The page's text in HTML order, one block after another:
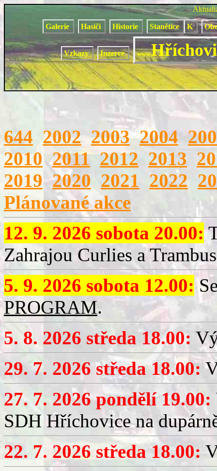
Galerie Hasiči Historie Stanětice K
Vzkazy Inzerce www.
644 2002 2003 2004
2010 2011 2012 2013
2019 2020 2021 2022
Plánované akce
12. 9. 2026 sobota 20.00:
Zahrajou Curlies a
5. 9. 2026 sobota 12.00:
PROGRAM.
5. 8. 2026 středa 18.00:
29. 7. 2026 středa 18.00:
27. 7. 2026 pondělí 19.00:
SDH Hříchovice na
22. 7. 2026 středa 18.00: